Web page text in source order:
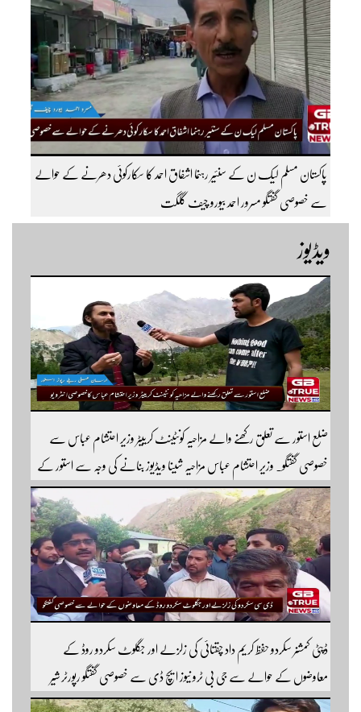
پاکستان مسلم لیک ن کے سنئیر رہنما اشفاق احمد کا سکارکوئی دھرنے کے حوالے
سے خصوصی گفتگو مسرور احمد بیورو چیف گلگت
ویڈیوز
ضلع استور سے تعلق رکھنے والے مزاحیہ کونٹینٹ کرییٹر وزیر احتشام عباس سے
خصوصی گفتگو۔ وزیر احتشام عباس مزاحیہ شینا ویڈیوز بنانے کی وجہ سے استور کے
اندر کافی مشہور ہیں مزید اچھی اچھی ویڈیوز دیکھنے کے لئے ہمارے یوٹیوب چینل کو
سبسکرائب کریں
ڈپٹی کمشنر سکردو حفظ کریم داد چقتائی کی زلزلے اور جگلوٹ سکردو روڈ کے
معاوضوں کے حوالے سے جی بی ٹرو نیوز ایچ ڈی سے خصوصی گفتگو رپورٹر شیر
افضل روندو